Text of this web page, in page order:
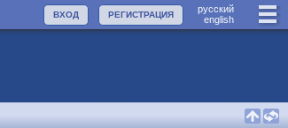
руccкий
english
РЕГИСТРАЦИЯ
ВХОД